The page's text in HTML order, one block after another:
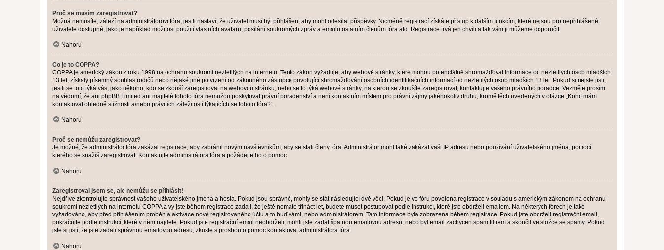
Proč se musím zaregistrovat?
Možná nemusíte, záleží na administrátorovi fóra, jestli nastaví, že uživatel musí být přihlášen, aby mohl odesílat příspěvky. Nicméně registrací získáte přístup k dalším funkcím, které nejsou pro nepřihlášené
uživatele dostupné, jako je například možnost použití vlastních avatarů, posílání soukromých zpráv a emailů ostatním členům fóra atd. Registrace trvá jen chvíli a tak vám ji můžeme doporučit.
Nahoru
Co je to COPPA?
COPPA je americký zákon z roku 1998 na ochranu soukromí nezletilých na internetu. Tento zákon vyžaduje, aby webové stránky, které mohou potenciálně shromažďovat informace od nezletilých osob mladších
13 let, získaly písemný souhlas rodičů nebo nějaké jiné potvrzení od zákonného zástupce povolující shromažďování osobních identifikačních informací od nezletilých osob mladších 13 let. Pokud si nejste jisti,
jestli se toto týká vás, jako někoho, kdo se zkouší zaregistrovat na webovou stránku, nebo se to týká webové stránky, na kterou se zkoušíte zaregistrovat, kontaktujte vašeho právního poradce. Vezměte prosím
na vědomí, že ani phpBB Limited ani majitelé tohoto fóra nemůžou poskytovat právní poradenství a není kontaktním místem pro právní zájmy jakéhokoliv druhu, kromě těch uvedených v otázce „Koho mám
kontaktovat ohledně stížnosti a/nebo právních záležitostí týkajících se tohoto fóra?“.
Nahoru
Proč se nemůžu zaregistrovat?
Je možné, že administrátor fóra zakázal registrace, aby zabránil novým návštěvníkům, aby se stali členy fóra. Administrátor mohl také zakázat vaši IP adresu nebo používání uživatelského jména, pomocí
kterého se snažíš zaregistrovat. Kontaktujte administrátora fóra a požádejte ho o pomoc.
Nahoru
Zaregistroval jsem se, ale nemůžu se přihlásit!
Nejdříve zkontrolujte správnost vašeho uživatelského jména a hesla. Pokud jsou správné, mohly se stát následující dvě věci. Pokud je ve fóru povolena registrace v souladu s americkým zákonem na ochranu
soukromí nezletilých na internetu COPPA a vy jste během registrace zadali, že ještě nemáte třináct let, budete muset postupovat podle instrukcí, které jste obdrželi emailem. Na některých fórech je také
vyžadováno, aby před přihlášením proběhla aktivace nově registrovaného účtu a to buď vámi, nebo administrátorem. Tato informace byla zobrazena během registrace. Pokud jste obdrželi registrační email,
pokračujte podle instrukcí, které v něm najdete. Pokud jste registrační email neobdrželi, mohli jste zadat špatnou emailovou adresu, nebo byl email zachycen spam filtrem a skončil ve složce se spamy. Pokud
jste si jistí, že jste zadali správnou emailovou adresu, zkuste s prosbou o pomoc kontaktovat administrátora fóra.
Nahoru